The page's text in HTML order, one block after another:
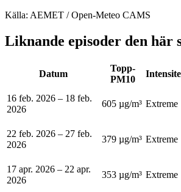
Källa: AEMET / Open-Meteo CAMS
Liknande episoder den här
Datum
Topp-
PM10
16 feb. 2026 – 18 feb.
2026
605 µg/m³ Extreme
22 feb. 2026 – 27 feb.
2026
379 µg/m³ Extreme
17 apr. 2026 – 22 apr.
2026
353 µg/m³ Extreme